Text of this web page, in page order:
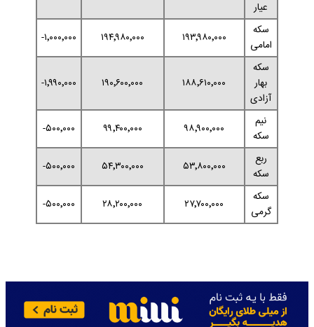
عیار
سکه
امامی
۱۹۳٬۹۸۰٬۰۰۰ ۱۹۴٬۹۸۰٬۰۰۰
۱٬۰۰۰٬۰۰۰-
سکه
بهار
آزادی
۱۸۸٬۶۱۰٬۰۰۰ ۱۹۰٬۶۰۰٬۰۰۰ ۱٬۹۹۰٬۰۰۰-
نیم
سکه
۹۸٬۹۰۰٬۰۰۰ ۹۹٬۴۰۰٬۰۰۰
۵۰۰٬۰۰۰-
ربع
سکه
۵۳٬۸۰۰٬۰۰۰ ۵۴٬۳۰۰٬۰۰۰
۵۰۰٬۰۰۰-
سکه
گرمی
۲۷٬۷۰۰٬۰۰۰ ۲۸٬۲۰۰٬۰۰۰ ۵۰۰٬۰۰۰-